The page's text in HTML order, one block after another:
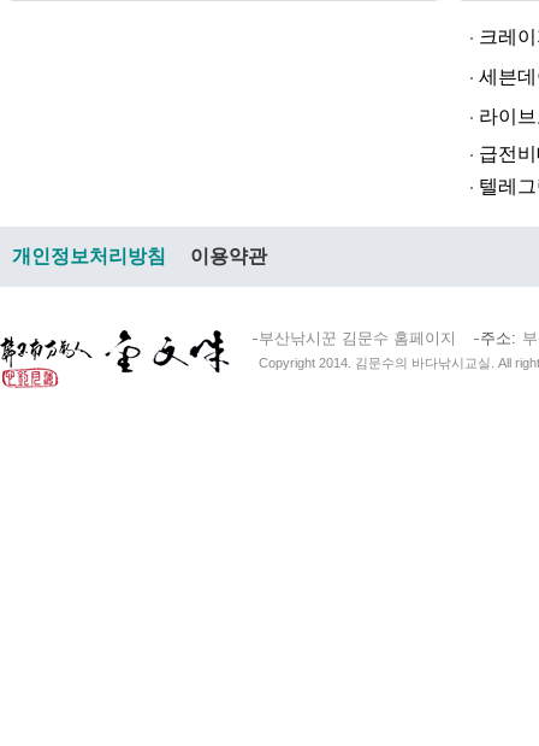
크레이지
세븐데이
라­이브토­
급전비대면
텔레그램
개인정보처리방침 이용약관
부산낚시꾼 김문수 홈페이지 주소
Copyright 2014. 김문수의 바다낚시교실. All